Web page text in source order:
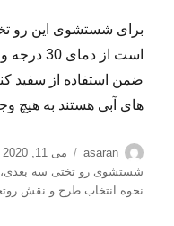
برای شستشوی این رو
است از
ضمن استفاده از سفید
های آبی هستند به هیچ
نویسنده
asaran
ارسال
شده
در
می 11, 2020
شستشوی رو تختی سه بعدی،
نحوه انتخاب طرح و نقش